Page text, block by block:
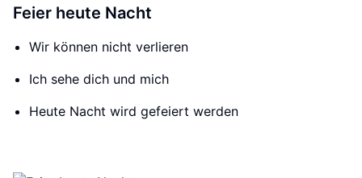
Feier heute Nacht
Wir können nicht verlieren
Ich sehe dich und mich
Heute Nacht wird gefeiert werden